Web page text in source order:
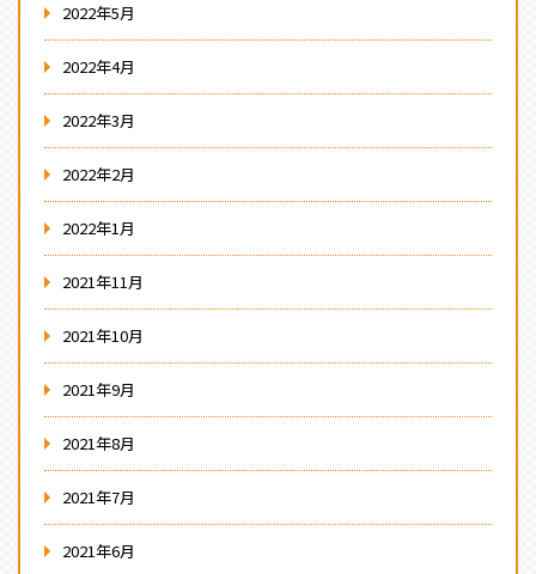
2022年5月
2022年4月
2022年3月
2022年2月
2022年1月
2021年11月
2021年10月
2021年9月
2021年8月
2021年7月
2021年6月